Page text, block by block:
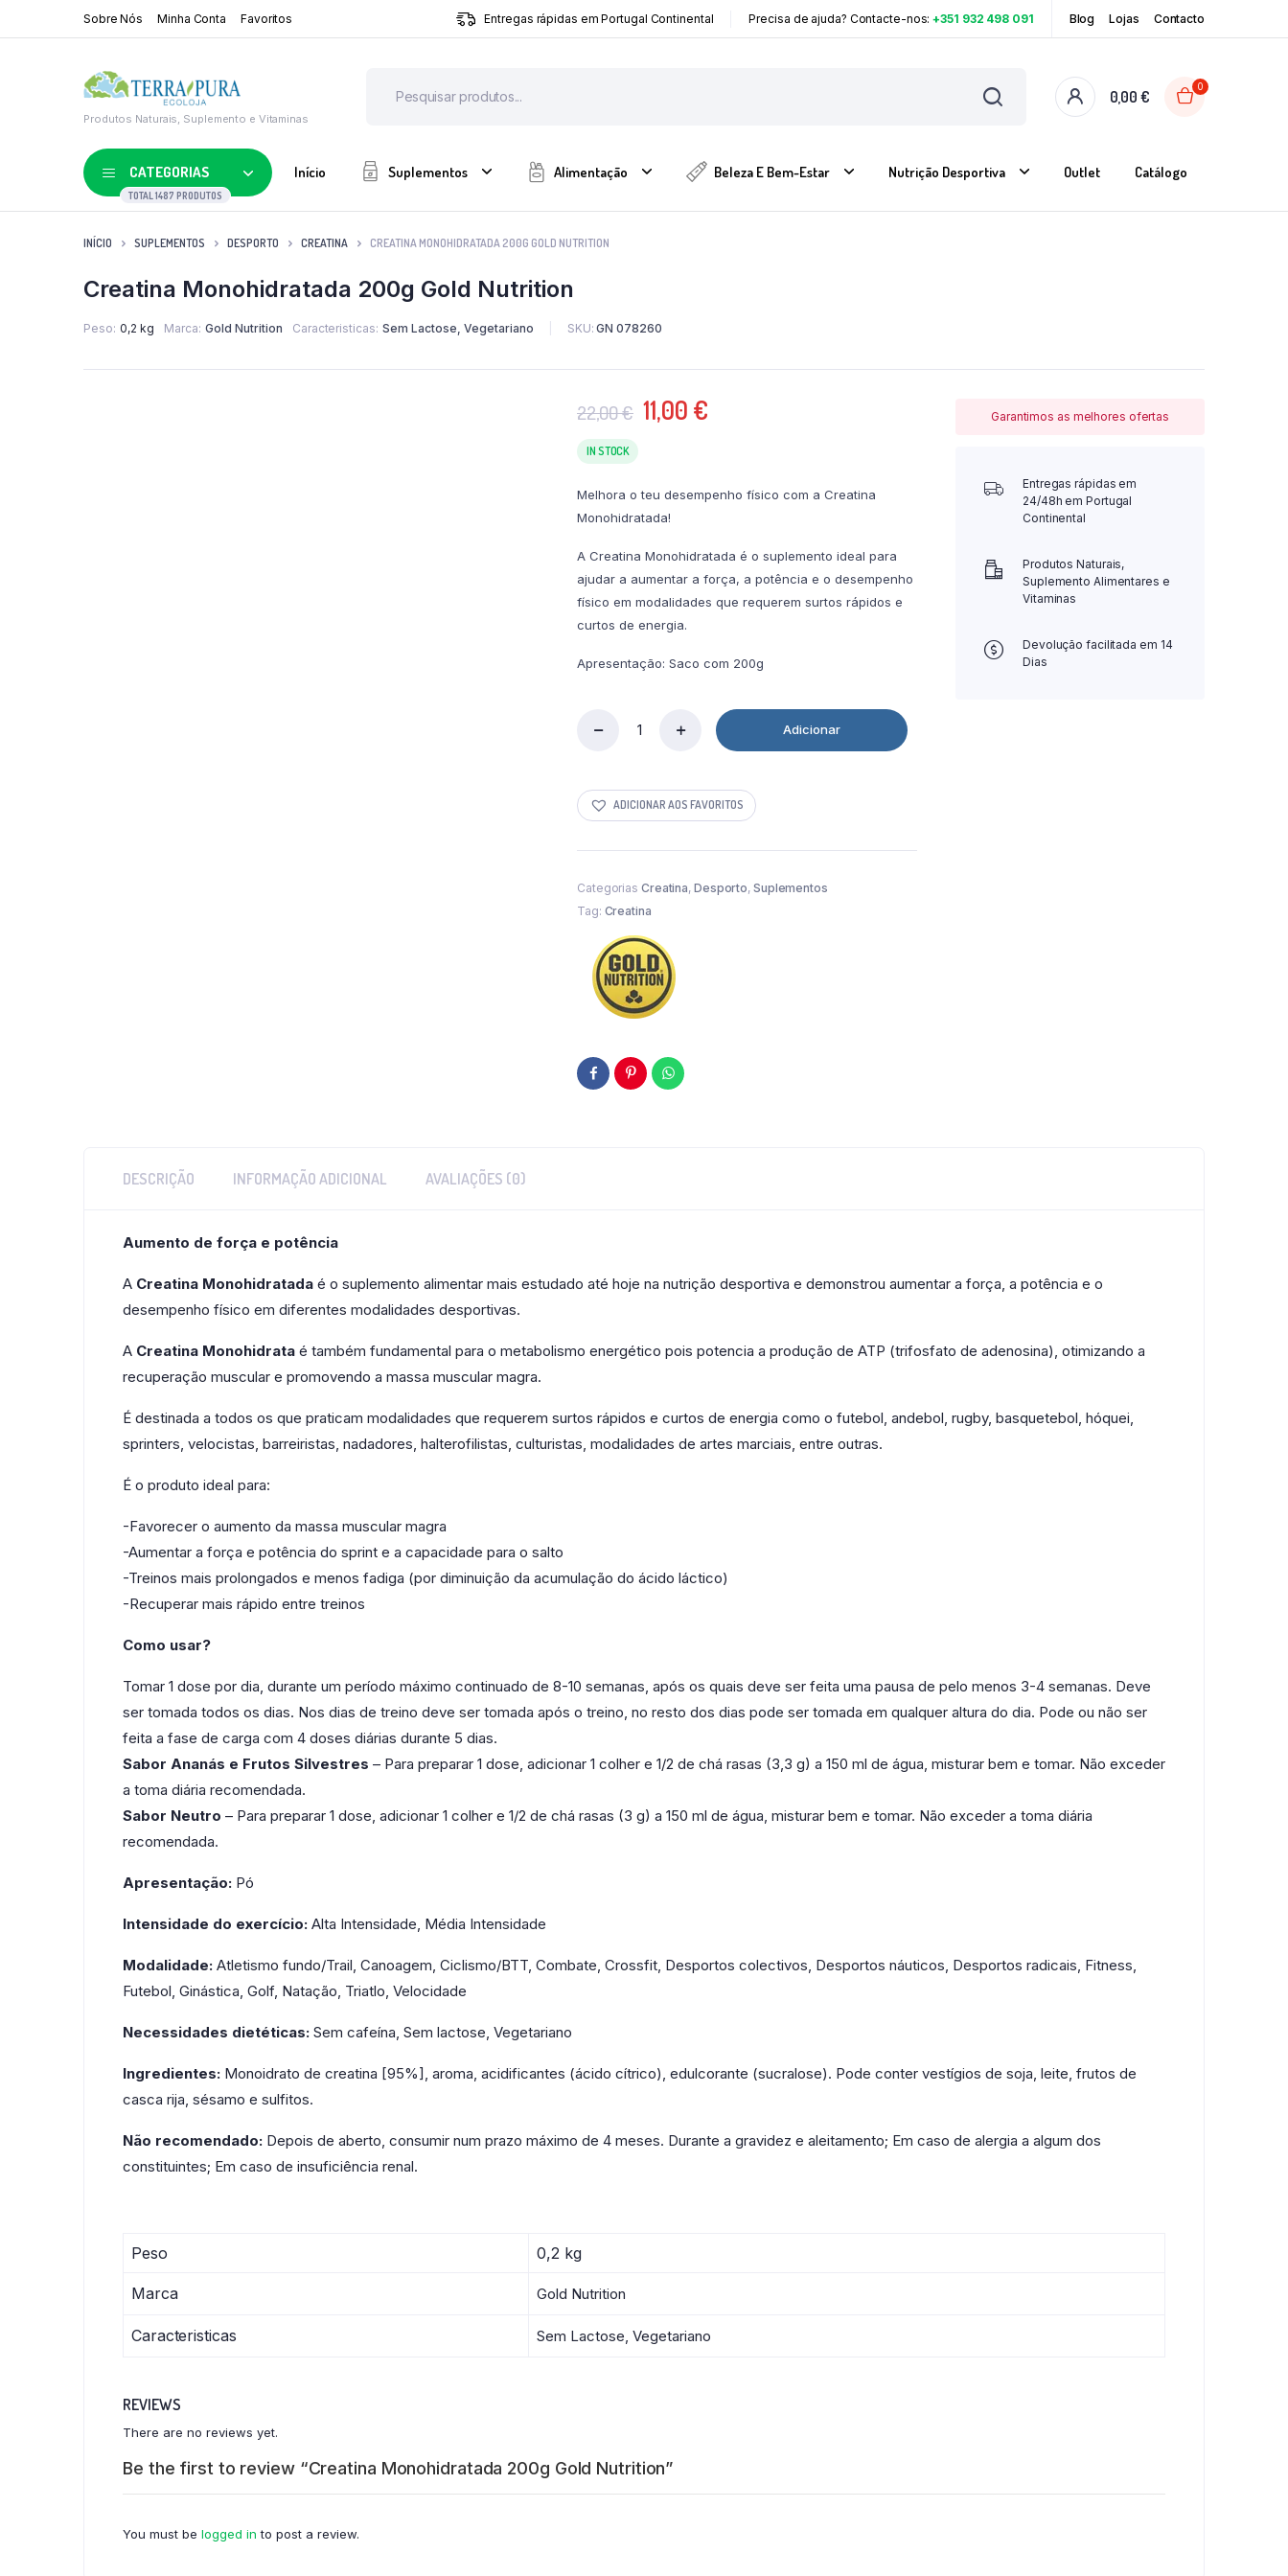
Sobre Nós Minha Conta Favoritos Entregas rápidas em Portugal Continental Precisa de ajuda? Contacte-nos:+351 932 498 091 Blog Lojas Contacto
Produtos Naturais, Suplemento e Vitaminas
0,00€
0
CATEGORIAS
TOTAL 1487 PRODUTOS
Início Suplementos Alimentação Beleza E Bem-Estar Nutrição Desportiva Outlet Catálogo
INÍCIO SUPLEMENTOS DESPORTO CREATINA CREATINA MONOHIDRATADA 200G GOLD NUTRITION
Creatina Monohidratada 200g Gold Nutrition
Peso 0,2 kg Marca Gold Nutrition Caracteristicas Sem Lactose, Vegetariano SKU: GN 078260
22,00€ O
preço
original
22,00 €.
11,00 €
11,00 €.
IN STOCK
Melhora o teu desempenho físico com a Creatina
Monohidratada!
A Creatina Monohidratada é o suplemento ideal para
ajudar a aumentar a força, a potência e o desempenho
físico em modalidades que requerem surtos rápidos e
curtos de energia.
Apresentação: Saco com 200g
Gold
Nutrition
Adicionar
ADICIONAR AOS FAVORITOS
Categorias Creatina, Desporto, Suplementos
Tag: Creatina
Garantimos as melhores ofertas
Entregas rápidas em
24/48h em Portugal
Continental
Produtos Naturais,
Suplemento Alimentares e
Vitaminas
Devolução facilitada em 14
Dias
DESCRIÇÃO INFORMAÇÃO ADICIONAL AVALIAÇÕES (0)
Aumento de força e potência
A Creatina Monohidratada é o suplemento alimentar mais estudado até hoje na nutrição desportiva e demonstrou aumentar a força, a potência e o
desempenho físico em diferentes modalidades desportivas.
A Creatina Monohidrata é também fundamental para o metabolismo energético pois potencia a produção de ATP (trifosfato de adenosina), otimizando a
recuperação muscular e promovendo a massa muscular magra.
É destinada a todos os que praticam modalidades que requerem surtos rápidos e curtos de energia como o futebol, andebol, rugby, basquetebol, hóquei,
sprinters, velocistas, barreiristas, nadadores, halterofilistas, culturistas, modalidades de artes marciais, entre outras.
É o produto ideal para:
-Favorecer o aumento da massa muscular magra
-Aumentar a força e potência do sprint e a capacidade para o salto
-Treinos mais prolongados e menos fadiga (por diminuição da acumulação do ácido láctico)
-Recuperar mais rápido entre treinos
Como usar?
Tomar 1 dose por dia, durante um período máximo continuado de 8-10 semanas, após os quais deve ser feita uma pausa de pelo menos 3-4 semanas. Deve
ser tomada todos os dias. Nos dias de treino deve ser tomada após o treino, no resto dos dias pode ser tomada em qualquer altura do dia. Pode ou não ser
feita a fase de carga com 4 doses diárias durante 5 dias.
Sabor Ananás e Frutos Silvestres – Para preparar 1 dose, adicionar 1 colher e 1/2 de chá rasas (3,3 g) a 150 ml de água, misturar bem e tomar. Não exceder
a toma diária recomendada.
Sabor Neutro – Para preparar 1 dose, adicionar 1 colher e 1/2 de chá rasas (3 g) a 150 ml de água, misturar bem e tomar. Não exceder a toma diária
recomendada.
Apresentação: Pó
Intensidade do exercício: Alta Intensidade, Média Intensidade
Modalidade: Atletismo fundo/Trail, Canoagem, Ciclismo/BTT, Combate, Crossfit, Desportos colectivos, Desportos náuticos, Desportos radicais, Fitness,
Futebol, Ginástica, Golf, Natação, Triatlo, Velocidade
Necessidades dietéticas: Sem cafeína, Sem lactose, Vegetariano
Ingredientes: Monoidrato de creatina [95%], aroma, acidificantes (ácido cítrico), edulcorante (sucralose). Pode conter vestígios de soja, leite, frutos de
casca rija, sésamo e sulfitos.
Não recomendado: Depois de aberto, consumir num prazo máximo de 4 meses. Durante a gravidez e aleitamento; Em caso de alergia a algum dos
constituintes; Em caso de insuficiência renal.
Peso 0,2 kg
Marca Gold Nutrition
Caracteristicas Sem Lactose, Vegetariano
REVIEWS
There are no reviews yet.
Be the first to review “Creatina Monohidratada 200g Gold Nutrition”
You must be logged in to post a review.